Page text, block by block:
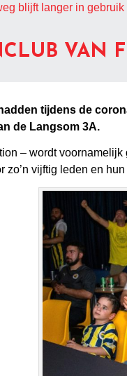
blijft langer in gebruik
VAN
tijdens de
de Langsom 3A.
– wordt
vijftig leden en